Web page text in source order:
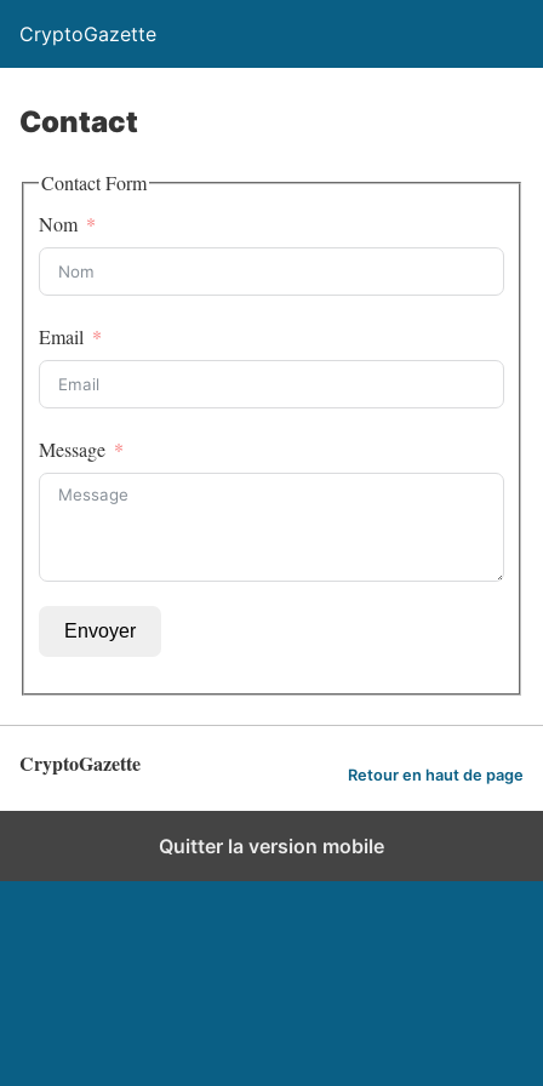
CryptoGazette
Contact
Contact Form
Nom
Email
Message
Envoyer
CryptoGazette Retour en haut de page
Quitter la version mobile